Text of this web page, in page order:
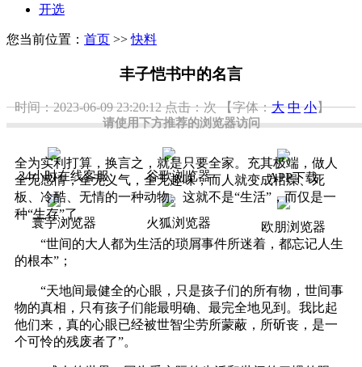
请使用下方推荐的浏览器访问
24小时在线客服 谷歌浏览器 APP下载
寰宇浏览器 火狐浏览器 欧朋浏览器
开选
您当前位置： 首页 >>快料
丰子恺书中的名言
时间：2023-06-09 23:20:12点击：次 【字体：大 中 小】
全为实利打算，换言之，就是只要全家。充其极端，做人
全无感情，全无义气，全无趣味，而人就变成枯燥、死
板、冷酷、无情的一种动物。这就不是“生活”，而仅是一
种“生存”了。
“世间的大人都为生活的琐屑事件所迷着，都忘记人生
的根本”；
“天地间最健全的心眼，只是孩子们的所有物，世间事
物的真相，只有孩子们能最明确、最完全地见到。我比起
他们来，真的心眼已经被世智尘劳所蒙蔽，所斫丧，是一
个可怜的残废者了”。